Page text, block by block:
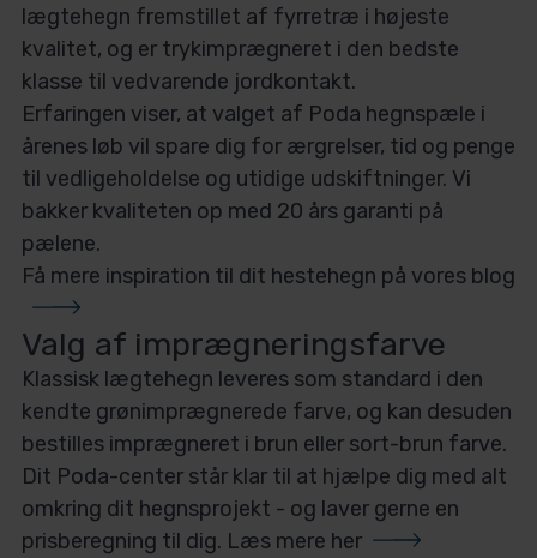
lægtehegn fremstillet af fyrretræ i højeste
kvalitet, og er trykimprægneret i den bedste
klasse til vedvarende jordkontakt.
Erfaringen viser, at valget af Poda hegnspæle i
årenes løb vil spare dig for ærgrelser, tid og penge
til vedligeholdelse og utidige udskiftninger. Vi
bakker kvaliteten op med 20 års garanti på
pælene.
Få mere inspiration til dit hestehegn på vores blog
Valg af imprægneringsfarve
Klassisk lægtehegn leveres som standard i den
kendte grønimprægnerede farve, og kan desuden
bestilles imprægneret i brun eller sort-brun farve.
Dit Poda-center står klar til at hjælpe dig med alt
omkring dit hegnsprojekt - og laver gerne en
prisberegning til dig. Læs mere her